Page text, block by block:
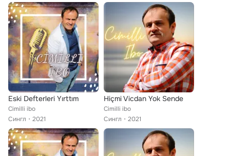
Eski Defterleri Yırttım
Cimilli ibo
Сингл
2021
Hiçmi Vicdan Yok Sende
Cimilli ibo
Сингл
2021